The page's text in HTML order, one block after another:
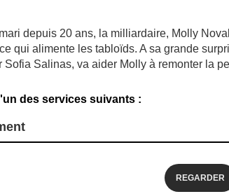
depuis 20 ans, la milliardaire, Molly
qui alimente les tabloïds. A sa grande
Salinas, va aider Molly à remonter la
des services suivants :
REGARDER